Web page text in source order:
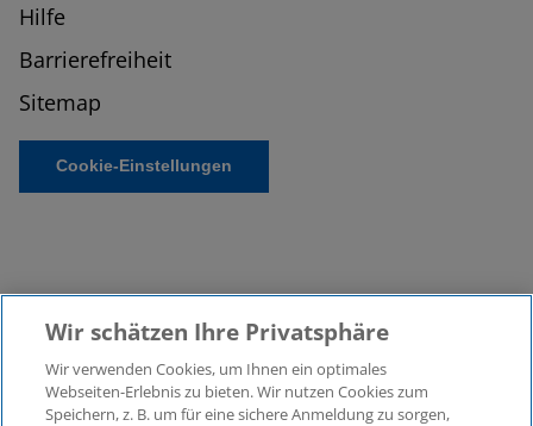
Hilfe
Barrierefreiheit
Sitemap
Cookie-Einstellungen
©2026 KPMG Law Rechtsanwaltsgesellschaft mbH,
assoziiert mit der KPMG AG
Wir schätzen Ihre Privatsphäre
Wir verwenden Cookies, um Ihnen ein optimales
Webseiten-Erlebnis zu bieten. Wir nutzen Cookies zum
Speichern, z. B. um für eine sichere Anmeldung zu sorgen,